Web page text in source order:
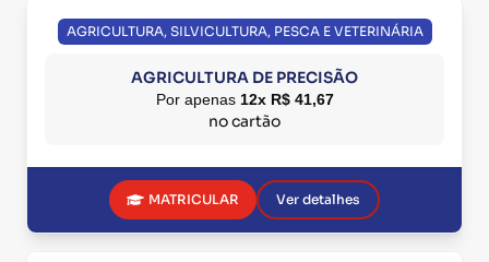
AGRICULTURA, SILVICULTURA, PESCA E VETERINÁRIA
AGRICULTURA DE PRECISÃO
Por apenas 12x R$ 41,67
no cartão
MATRICULAR Ver detalhes